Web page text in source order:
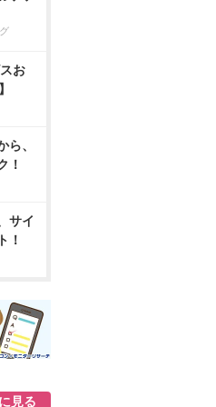
お
ら、
！
サイ
！
見る